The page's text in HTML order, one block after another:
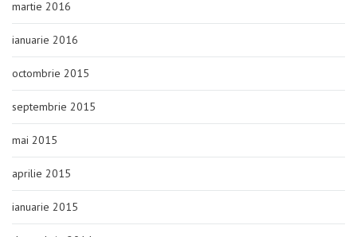
martie 2016
ianuarie 2016
octombrie 2015
septembrie 2015
mai 2015
aprilie 2015
ianuarie 2015